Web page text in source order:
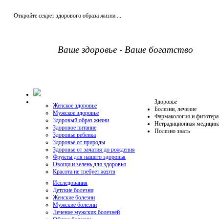
Откройте секрет здорового образа жизни ...
Ваше здоровье - Ваше богатство
Здоровье
Женское здоровье
Мужское здоровье
Здоровый образ жизни
Здоровое питание
Здоровье ребенка
Здоровье от природы
Здоровье от зачатия до рождения
Фрукты для нашего здоровья
Овощи и зелень для здоровья
Красота не требует жертв
Болезни, лечение
Исследования
Детские болезни
Женские болезни
Мужские болезни
Лечение мужских болезней
Фармакология и
Нетрадиционная
Полезно знать